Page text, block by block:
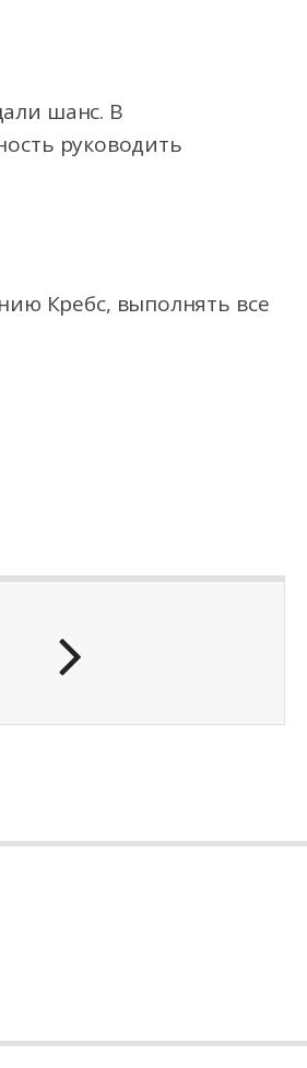
шанс. В
руководить
Кребс, выполнять все